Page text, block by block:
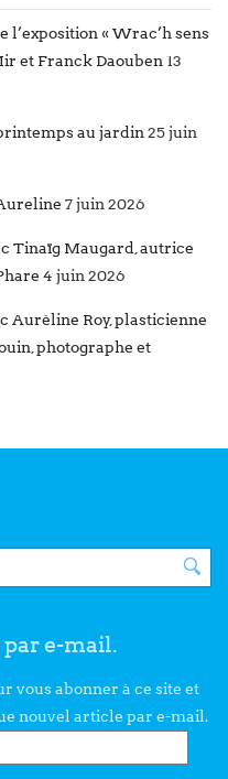
l’exposition « Wrac’h sens
et Franck Daouben 13
au jardin 25 juin
7 juin 2026
Tinaïg Maugard, autrice
4 juin 2026
Auréline Roy, plasticienne
photographe et
par e-mail.
vous abonner à ce site et
nouvel article par e-mail.